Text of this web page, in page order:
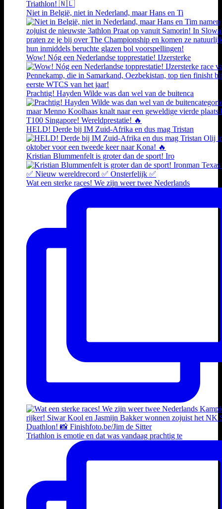
Niet in België, niet in Nederland, maar Hans en Ti
Wow! Nóg een Nederlandse topprestatie! IJzersterke
Prachtig! Hayden Wilde was dan wel van de buitenca
HELD! Derde bij IM Zuid-Afrika en dus mag Tristan
Kristian Blummenfelt is groter dan de sport! Iro
Wat een sterke races! We zijn weer twee Nederlands
Triathlon is emotie en dat was vandaag prachtig te